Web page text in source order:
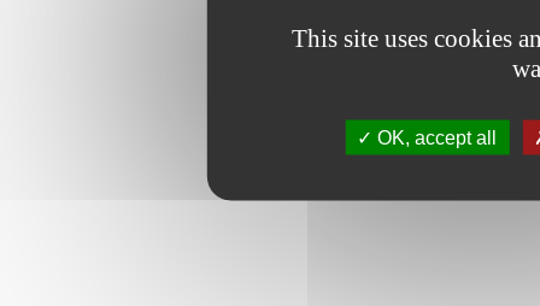
This site uses cookies
OK, accept all